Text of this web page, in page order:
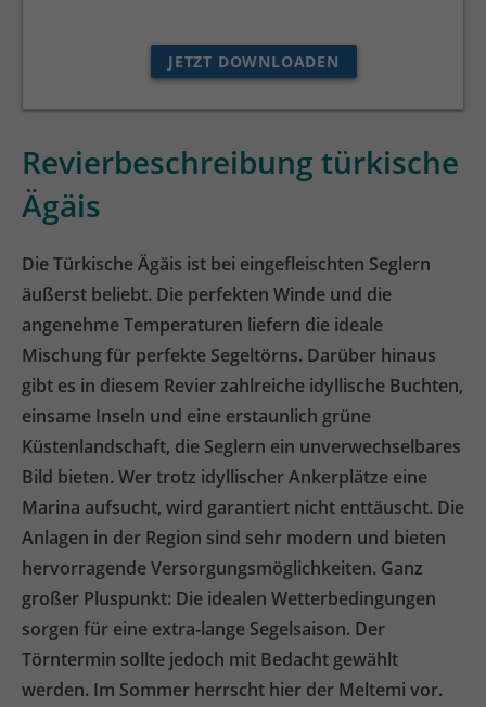
JETZT DOWNLOADEN
Revierbeschreibung türkische
Ägäis
Die Türkische Ägäis ist bei eingefleischten Seglern
äußerst beliebt. Die perfekten Winde und die
angenehme Temperaturen liefern die ideale
Mischung für perfekte Segeltörns. Darüber hinaus
gibt es in diesem Revier zahlreiche idyllische Buchten,
einsame Inseln und eine erstaunlich grüne
Küstenlandschaft, die Seglern ein unverwechselbares
Bild bieten. Wer trotz idyllischer Ankerplätze eine
Marina aufsucht, wird garantiert nicht enttäuscht. Die
Anlagen in der Region sind sehr modern und bieten
hervorragende Versorgungsmöglichkeiten. Ganz
großer Pluspunkt: Die idealen Wetterbedingungen
sorgen für eine extra-lange Segelsaison. Der
Törntermin sollte jedoch mit Bedacht gewählt
werden. Im Sommer herrscht hier der Meltemi vor.